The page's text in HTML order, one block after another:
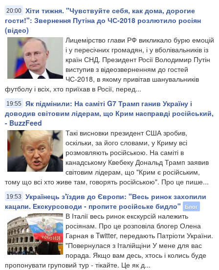
20:00 Хіти тижня. "Чувствуйте себя, как дома, дорогие
гости!": Звернення Путіна до ЧС-2018 розлютило росіян
(відео)
Лицемірство глави РФ викликало бурю емоцій
і у пересічних громадян, і у вболівальників із
країн СНД. Президент Росії Володимир Путін
виступив з відеозверненням до гостей
ЧС-2018, в якому привітав шанувальників
футболу і всіх, хто приїхав в Росії, перед...
19:55
Як підмінили: На саміті G7 Трамп ганив Україну і
доводив світовим лідерам, що Крим насправді російський,
- BuzzFeed
Такі висновки президент США зробив,
оскільки, за його словами, у Криму всі
розмовляють російською. На саміті в
канадському Квебеку Дональд Трамп заявив
світовим лідерам, що "Крим є російським,
тому що всі хто живе там, говорять російською". Про це пише...
19:53
Українець з'їздив до Європи: "Весь ринок захопили
кацапи. Екскурсоводи - пропите російське бидло"
Блог
В Італії весь ринок екскурсій належить
росіянам. Про це розповіла блогер Олена
Гарная в Twitter, передають Патріоти України.
"Повернулася з Італійщіни У мене для вас
порада. Якщо вам десь, хтось і колись буде
пропонувати груповий тур - тікайте. Це як д...